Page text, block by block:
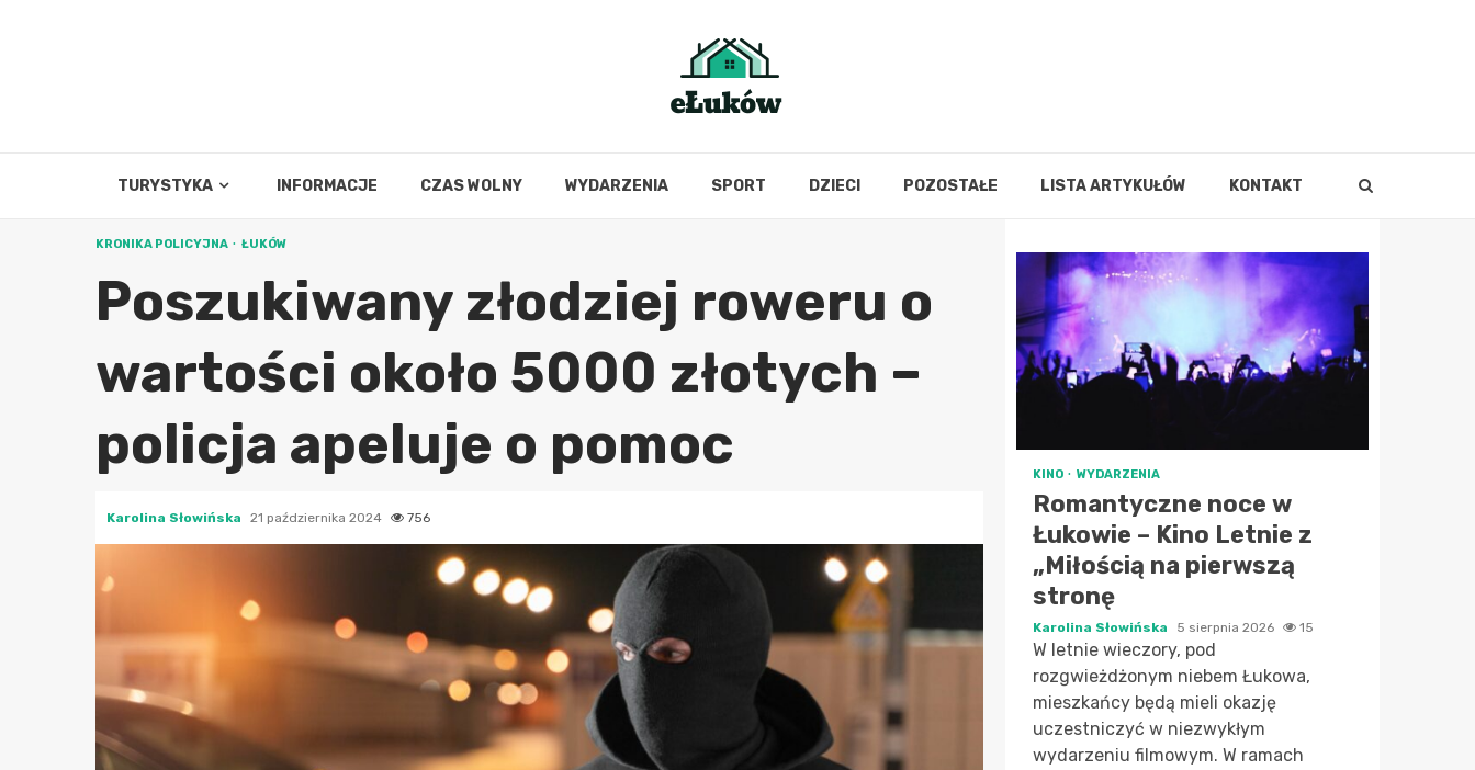
TURYSTYKA INFORMACJE CZAS WOLNY WYDARZENIA SPORT DZIECI POZOSTAŁE LISTA ARTYKUŁÓW KONTAKT
KRONIKA POLICYJNA ŁUKÓW
Poszukiwany złodziej roweru o
wartości około 5000 złotych –
policja apeluje o pomoc
Karolina Słowińska 21 października 2024 756
KINO WYDARZENIA
Romantyczne noce w
Łukowie – Kino Letnie z
„Miłością na pierwszą
stronę
Karolina Słowińska 5 sierpnia 2026 15
W letnie wieczory, pod
rozgwieżdżonym niebem Łukowa,
mieszkańcy będą mieli okazję
uczestniczyć w niezwykłym
wydarzeniu filmowym. W ramach